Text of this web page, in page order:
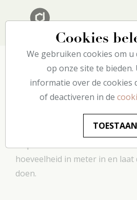
Deze praktische tool berekent
hebt om uw projecten te
hoeveelheid in meter in en
doen.
Cookies
We gebruiken cookies om
op onze site te bieden.
informatie over de cookies
of deactiveren in de
TOESTAAN